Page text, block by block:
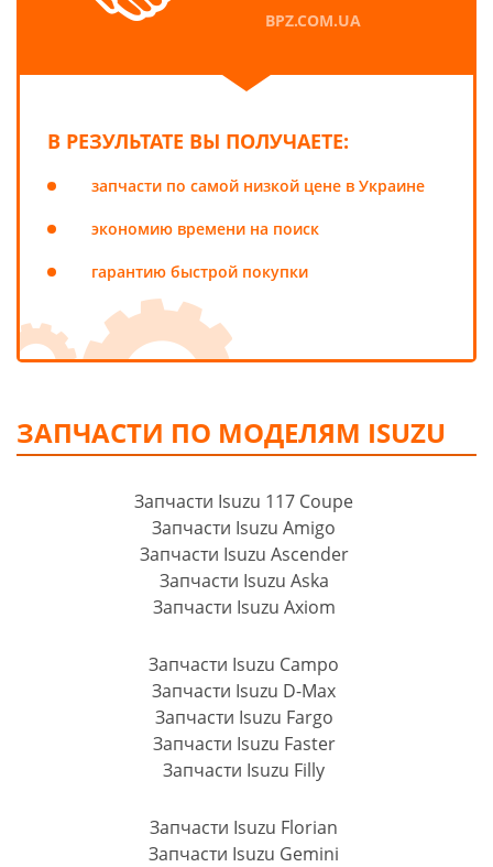
BPZ.COM.UA
В РЕЗУЛЬТАТЕ ВЫ ПОЛУЧАЕТЕ:
запчасти по самой низкой цене в Украине
экономию времени на поиск
гарантию быстрой покупки
ЗАПЧАСТИ ПО МОДЕЛЯМ ISUZU
Запчасти Isuzu 117 Coupe
Запчасти Isuzu Amigo
Запчасти Isuzu Ascender
Запчасти Isuzu Aska
Запчасти Isuzu Axiom
Запчасти Isuzu Campo
Запчасти Isuzu D-Max
Запчасти Isuzu Fargo
Запчасти Isuzu Faster
Запчасти Isuzu Filly
Запчасти Isuzu Florian
Запчасти Isuzu Gemini